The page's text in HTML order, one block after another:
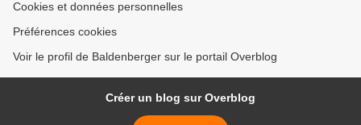
Cookies et données personnelles
Préférences cookies
Voir le profil de Baldenberger sur le portail Overblog
Créer un blog sur Overblog